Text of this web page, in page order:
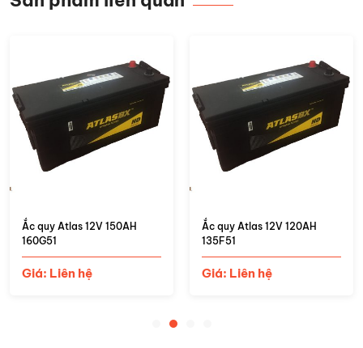
Ắc quy Atlas 12V 150AH
160G51
Giá: Liên hệ
Ắc quy Atlas 12V 120AH
135F51
Giá: Liên hệ